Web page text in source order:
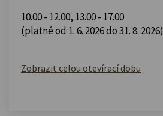
10.00 - 12.00, 13.00 - 17.00
(platné od 1. 6. 2026 do 31. 8. 2026)
Zobrazit celou otevírací dobu